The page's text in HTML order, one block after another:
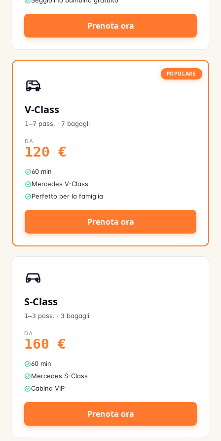
Prenota ora
POPOLARE
V-Class
1–7 pass. · 7 bagagli
DA
120 €
60 min
Mercedes V-Class
Perfetto per la famiglia
Prenota ora
S-Class
1–3 pass. · 3 bagagli
DA
160 €
60 min
Mercedes S-Class
Cabina VIP
Prenota ora